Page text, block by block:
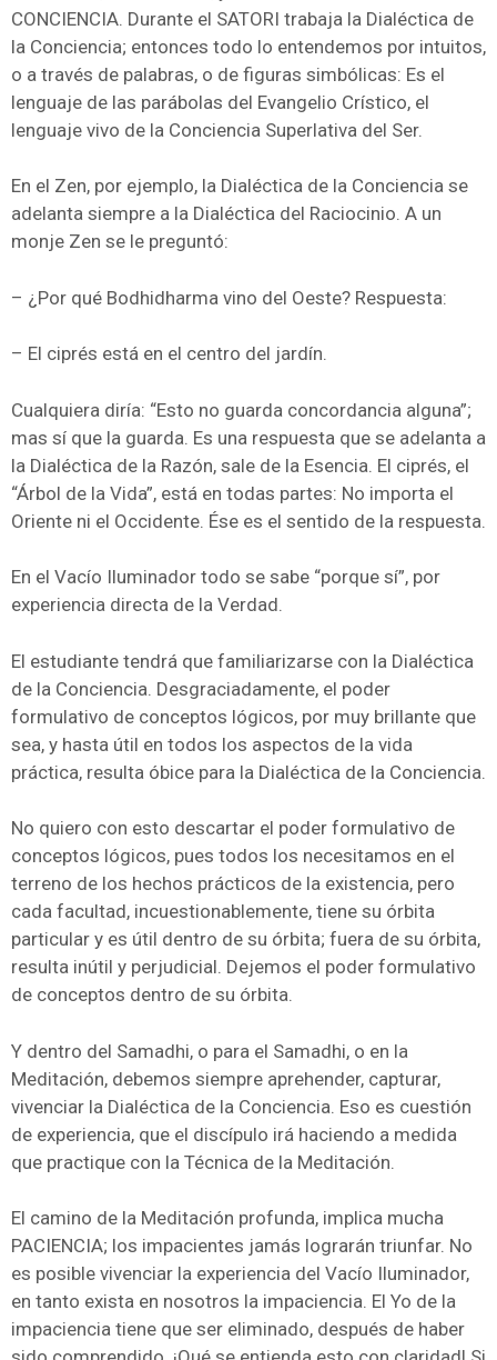
CONCIENCIA. Durante el SATORI trabaja la Dialéctica de
la Conciencia; entonces todo lo entendemos por intuitos,
o a través de palabras, o de figuras simbólicas: Es el
lenguaje de las parábolas del Evangelio Crístico, el
lenguaje vivo de la Conciencia Superlativa del Ser.
En el Zen, por ejemplo, la Dialéctica de la Conciencia se
adelanta siempre a la Dialéctica del Raciocinio. A un
monje Zen se le preguntó:
– ¿Por qué Bodhidharma vino del Oeste? Respuesta:
– El ciprés está en el centro del jardín.
Cualquiera diría: “Esto no guarda concordancia alguna”;
mas sí que la guarda. Es una respuesta que se adelanta a
la Dialéctica de la Razón, sale de la Esencia. El ciprés, el
“Árbol de la Vida”, está en todas partes: No importa el
Oriente ni el Occidente. Ése es el sentido de la respuesta.
En el Vacío Iluminador todo se sabe “porque sí”, por
experiencia directa de la Verdad.
El estudiante tendrá que familiarizarse con la Dialéctica
de la Conciencia. Desgraciadamente, el poder
formulativo de conceptos lógicos, por muy brillante que
sea, y hasta útil en todos los aspectos de la vida
práctica, resulta óbice para la Dialéctica de la Conciencia.
No quiero con esto descartar el poder formulativo de
conceptos lógicos, pues todos los necesitamos en el
terreno de los hechos prácticos de la existencia, pero
cada facultad, incuestionablemente, tiene su órbita
particular y es útil dentro de su órbita; fuera de su órbita,
resulta inútil y perjudicial. Dejemos el poder formulativo
de conceptos dentro de su órbita.
Y dentro del Samadhi, o para el Samadhi, o en la
Meditación, debemos siempre aprehender, capturar,
vivenciar la Dialéctica de la Conciencia. Eso es cuestión
de experiencia, que el discípulo irá haciendo a medida
que practique con la Técnica de la Meditación.
El camino de la Meditación profunda, implica mucha
PACIENCIA; los impacientes jamás lograrán triunfar. No
es posible vivenciar la experiencia del Vacío Iluminador,
en tanto exista en nosotros la impaciencia. El Yo de la
impaciencia tiene que ser eliminado, después de haber